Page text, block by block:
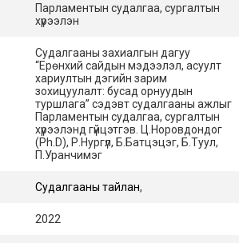
Парламентын судалгаа, сургалтын
хүрээлэн
Судалгааны захиалгын дагуу
“Ерөнхий сайдын мэдээлэл, асуулт
хариултын дэгийн зарим
зохицуулалт: бусад орнуудын
туршлага” сэдэвт судалгааны ажлыг
Парламентын судалгаа, сургалтын
хүрээлэнд гүйцэтгэв. Ц.Норовдондог
(Ph.D), Р.Нургүл, Б.Батцэцэг, Б.Туул,
П.Уранчимэг
Судалгааны тайлан,
2022